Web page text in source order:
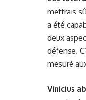
mettrais
a été
deux
défense.
mesuré
Vinicius